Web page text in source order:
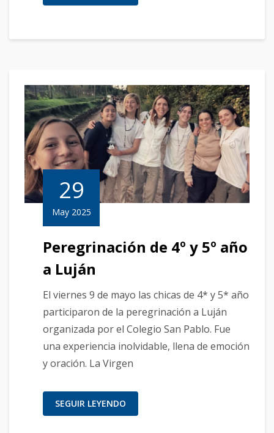
29
May 2025
Peregrinación de 4º y 5º año
a Luján
El viernes 9 de mayo las chicas de 4* y 5* año
participaron de la peregrinación a Luján
organizada por el Colegio San Pablo. Fue
una experiencia inolvidable, llena de emoción
y oración. La Virgen
SEGUIR LEYENDO